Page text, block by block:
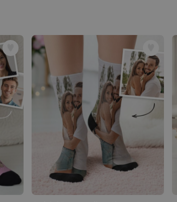
più di 14.000
19,99 €
Personalizzabile
Bicchiere da Gin
Personalizzato con Testo
Comprato
più di 9.900
volte
19,99 €
Copertina Personalizzata con
Faccia
Comprato
più di 2.000
volte
39,99 €